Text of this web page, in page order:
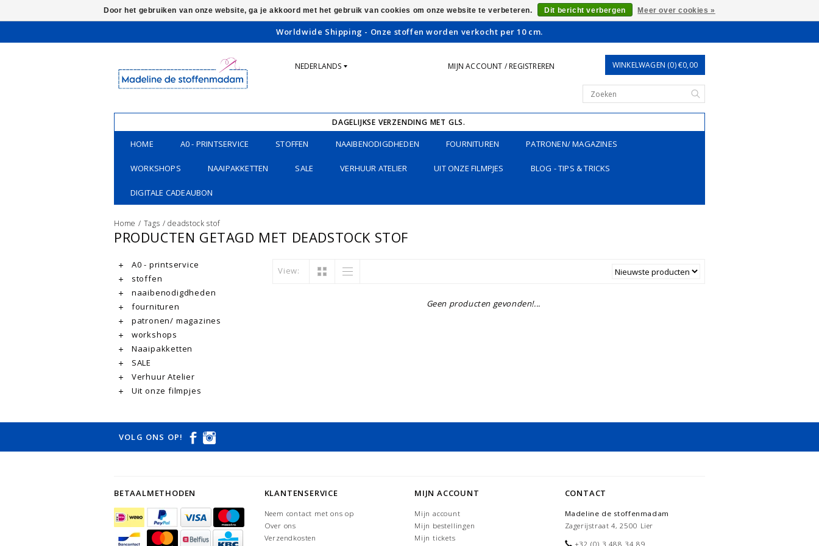
Worldwide Shipping - Onze stoffen worden verkocht per 10 cm.
NEDERLANDS MIJN ACCOUNT / REGISTREREN WINKELWAGEN (0) €0,00
DAGELIJKSE VERZENDING MET GLS.
HOME A0 - PRINTSERVICE STOFFEN NAAIBENODIGDHEDEN FOURNITUREN PATRONEN/ MAGAZINES
WORKSHOPS NAAIPAKKETTEN SALE VERHUUR ATELIER UIT ONZE FILMPJES BLOG - TIPS & TRICKS
DIGITALE CADEAUBON
Home / Tags /deadstock stof
PRODUCTEN GETAGD MET DEADSTOCK STOF
A0 - printservice
stoffen
naaibenodigdheden
fournituren
patronen/ magazines
workshops
Naaipakketten
SALE
Verhuur Atelier
Uit onze filmpjes
View:
Geen producten gevonden!...
VOLG ONS OP!
BETAALMETHODEN KLANTENSERVICE
Neem contact met ons op
Over ons
Verzendkosten
MIJN ACCOUNT
Mijn account
Mijn bestellingen
Mijn tickets
CONTACT
Madeline de stoffenmadam
Zagerijstraat 4, 2500 Lier
+32 (0) 3 488 34 89
Door het gebruiken van onze website, ga je akkoord met het gebruik van cookies om onze website te verbeteren. Dit bericht verbergen Meer over cookies »